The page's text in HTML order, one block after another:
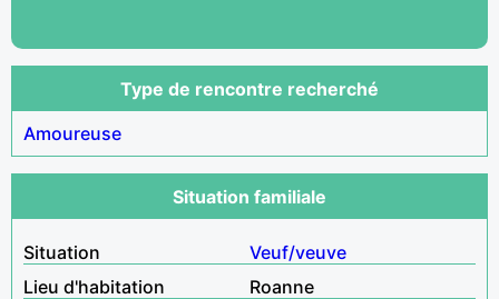
Type de rencontre recherché
Amoureuse
Situation familiale
Situation
Veuf/veuve
Lieu d'habitation
Roanne